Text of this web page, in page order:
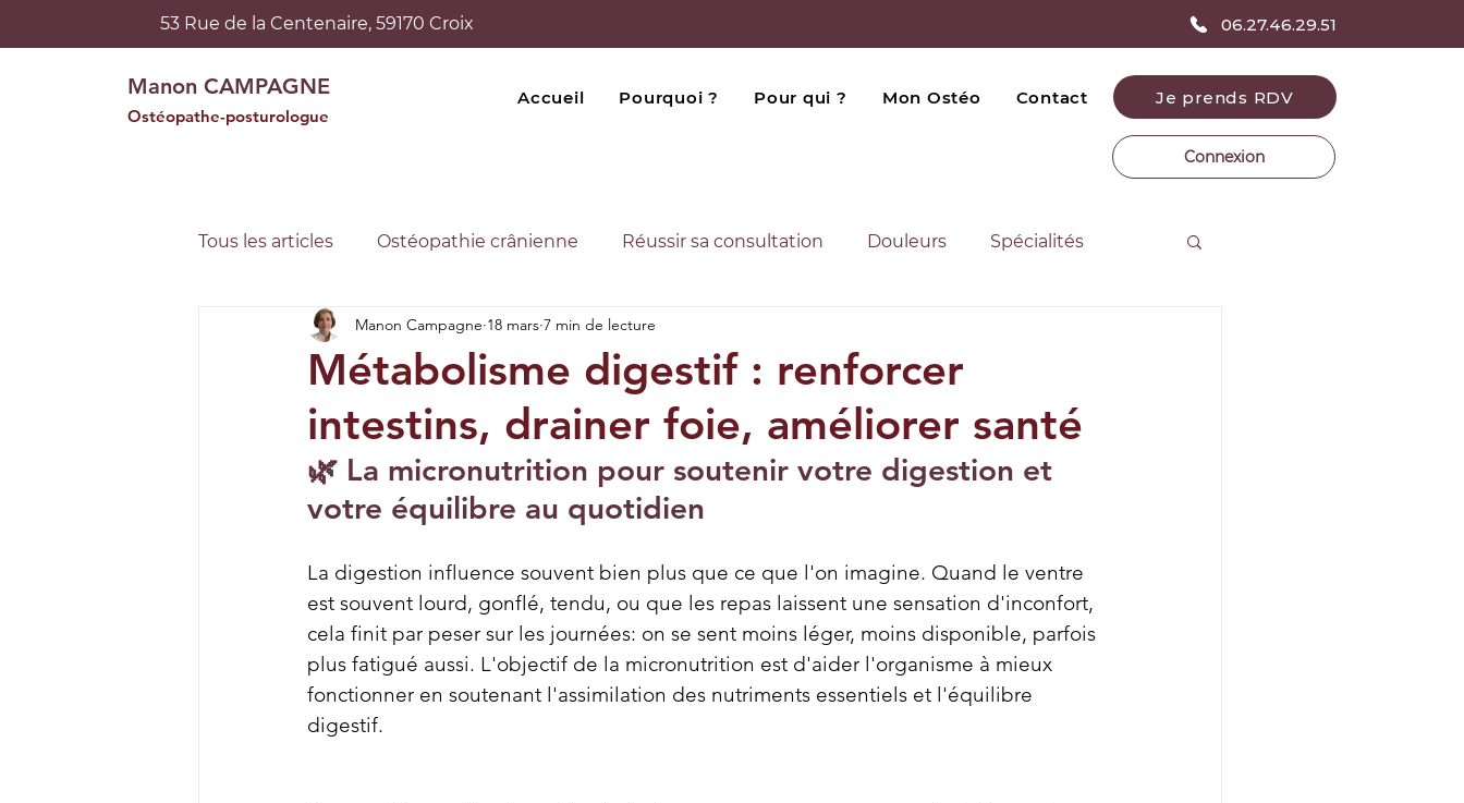
53 Rue de la Centenaire, 59170 Croix 06.27.46.29.51
Manon CAMPAGNE
Ostéopathe-posturologue
Accueil Pourquoi ? Pour qui ? Mon Ostéo Contact Je prends RDV
Connexion
Tous les articles Ostéopathie crânienne Réussir sa consultation Douleurs Spécialités
Ostéopathie Ostéopathie Innovante
Métabolisme digestif : renforcer
intestins, drainer foie, améliorer santé
Manon Campagne 18 mars 7 min de lecture
🌿 La micronutrition pour soutenir votre digestion et
votre équilibre au quotidien
La digestion influence souvent bien plus que ce que l'on imagine. Quand le ventre
est souvent lourd, gonflé, tendu, ou que les repas laissent une sensation d'inconfort,
cela finit par peser sur les journées: on se sent moins léger, moins disponible, parfois
plus fatigué aussi. L'objectif de la micronutrition est d'aider l'organisme à mieux
fonctionner en soutenant l'assimilation des nutriments essentiels et l'équilibre
digestif.